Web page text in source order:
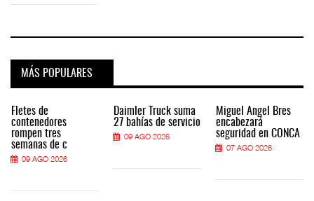
MÁS POPULARES
Fletes de
contenedores
rompen tres
semanas de c
09 AGO 2026
Daimler Truck suma
27 bahías de servicio
09 AGO 2026
Miguel Ángel Bres
encabezará
seguridad en CONCA
07 AGO 2026